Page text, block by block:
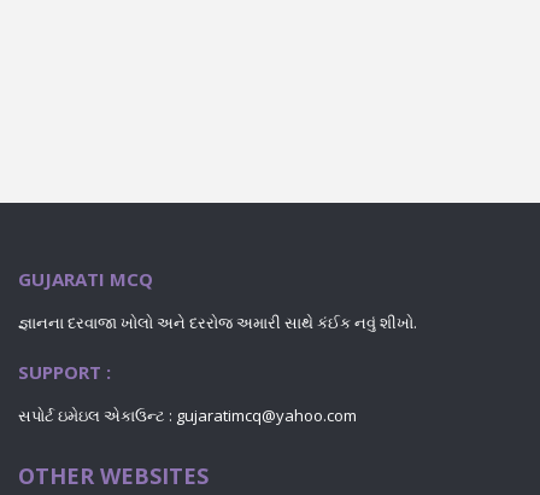
GUJARATI MCQ
જ્ઞાનના દરવાજા ખોલો અને દરરોજ અમારી સાથે કંઈક નવું શીખો.
SUPPORT :
સપોર્ટ ઇમેઇલ એકાઉન્ટ : gujaratimcq@yahoo.com
OTHER WEBSITES